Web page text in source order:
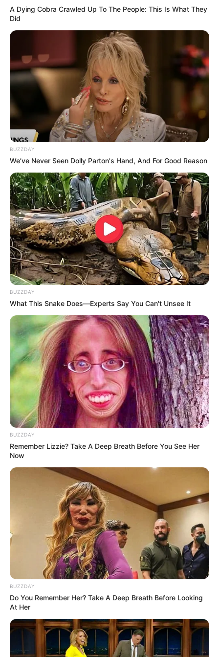
ΔΩΣΤΕ ΜΕΓΑΛΗ ΣΗΜΑΣΙΑ ΣΤΗΝ ΠΡΟΒΟΛΗ
ΤΟΥ ΣΤΡΑΤΗΓΟΥ ΠΑΤΟΝ ΣΤΗΝ ΟΜΙΛΙΑ ΤΟΥ
ΤΡΑΜΠ.
ΑΛΗΘΕΙΑ ΠΟΣΟ ΛΟΓΙΚΟ ΕΙΝΑΙ ΣΕ ΜΙΑ ΠΟΛΙΤΙΚΗ ΚΑΙ
ΜΠΟΡΕΙ ΝΑ ΠΕΙ ΚΑΝΕΙΣ ΠΡΟΕΚΛΟΓΙΚΗ ΟΜΙΛΙΑ ΝΑ
ΔΕΙΧΝΕΤΑΙ ΒΙΝΤΕΟ ΕΝΟΣ ΣΤΡΑΤΗΓΟΥ; ΚΑΙ ΜΑΛΙΣΤΑ ΤΟΥ
ΠΑΤΟΝ ΠΟΥ ΕΔΡΑΣΕ ΣΤΟΝ ΔΕΥΤΕΡΟ ΠΑΓΚΟΣΜΙΟ
ΠΟΛΕΜΟ; ΣΚΕΦΤΕΙΤΕ ΛΙΓΑΚΙ. ΚΑΙ ΑΝΑΡΩΤΗΘΕΙΤΕ. ΕΑΝ
ΕΡΕΥΝΗΣΕΤΕ , ΘΑ ΔΕΙΤΕ ΠΟΙΟΣ ΗΤΑΝ Ο ΠΑΤΟΝ. ΘΑ
ΔΕΙΤΕ ΠΟΥ ΕΔΡΑΣΕ, ΠΩΣ ΕΔΡΑΣΕ ΚΑΙ ΠΩΣ
ΔΟΛΟΦΟΝΗΘΗΚΕ. ΚΑΙ ΘΑ ΚΑΤΑΛΑΒΕΤΕ ΚΑΙ ΤΟ ΓΙΑΤΙ
ΔΟΛΟΦΟΝΗΘΗΚΕ.
ΟΧΙ, ΔΕΝ ΘΑ ΣΑΣ ΤΑ ΠΩ ΕΓΩ. ΠΡΕΠΕΙ ΝΑ ΤΟ ΚΑΝΕΤΕ
ΜΟΝΟΙ ΣΑΣ. ΝΑ ΔΕΙΤΕ ΜΟΝΟΙ ΣΑΣ. ΜΟΝΟΝ ΤΟΤΕ ΘΑ
ΜΠΟΡΕΣΕΤΕ ΝΑ ΔΕΧΤΕΙΤΕ ΟΣΑ ΣΥΜΒΑΙΝΟΥΝ. ΜΟΝΟΝ
ΤΟΤΕ Η ΑΛΗΘΕΙΑ ΘΑ ΓΙΝΕΙ ΚΤΗΜΑ ΣΑΣ. Η ΜΑΣΗΜΕΝΗ
ΤΡΟΦΗ ΔΕΝ ΩΦΕΛΗΣΕ ΠΟΤΕ ΚΑΝΕΝΑΝ. ΕΡΕΥΝΗΣΤΕ
ΚΑΤΑΛΑΒΕΤΕ ΠΟΛΥ ΚΑΛΑ ΤΟΝ ΛΟΓΟ ΠΟΥ Ο ΤΡΑΜΠ ΜΕ
ΤΟΥΣ ΦΩΤΕΙΝΟΥΣ ΑΠΟΦΑΣΙΣΑΝ ΝΑ ΤΟΝ
ΣΥΜΠΕΡΙΛΑΒΟΥΝ ΣΤΗΝ ΠΡΟΧΘΕΣΙΝΗ ΟΜΙΛΙΑ. ΟΣΟΝ
ΑΦΟΡΑ ΤΗΝ “ΕΜΠΛΟΚΗ” ΕΝΟΣ ΣΤΡΑΤΙΩΤΙΚΟΥ ΣΕ ΜΙΑ
ΠΟΛΙΤΙΚΗ ΟΜΙΛΙΑ, ΕΝΤΑΞΕΙ ΝΟΜΙΖΩ ΟΤΙ ΟΛΟΙ ΜΑΣ
ΚΑΤΑΛΑΒΑΙΝΟΥΜΕ ΠΩΣ:
ΕΙΝΑΙ ΣΤΡΑΤΙΩΤΙΚΟ ΤΟ ΣΧΕΔΙΟ. ΚΑΙ
ΣΤΡΑΤΙΩΤΙΚΑ ΘΑ ΕΞΕΛΙΧΘΕΙ.
ΑΥΤΟ ΠΡΕΠΕΙ ΝΑ ΤΟ ΚΑΤΑΝΟΗΣΟΥΜΕ ΠΟΛΥ ΚΑΛΑ. ΕΤΣΙ
ΛΟΙΠΟΝ ΚΥΛΗΣΕ Η ΠΡΟΧΘΕΣΙΝΗ ΒΡΑΔΙΑ, ΜΕ ΤΟΝ
ΦΑΝΕΡΑ. ΕΣΤΕΙΛΕ ΚΑΙ ΣΤΟΥΣ ΦΩΤΕΙΝΟΥΣ, ΑΛΛΑ ΚΑΙ
ΣΤΗΝ ΚΑΜΠΑΛ ΜΗΝΥΜΑΤΑ. ΟΛΟΙ ΟΣΟΙ ΕΜΠΛΕΚΟΝΤΑΙ
ΣΕ ΑΥΤΟ ΤΟΝ ΚΑΤΑΛΑΒΑΝ. ΚΑΙ ΑΥΤΟ ΗΤΑΝ ΤΟ
A Dying Cobra Crawled Up To The People: This Is What They
Did
BUZZDAY
We’ve Never Seen Dolly Parton's Hand, And For Good Reason
BUZZDAY
What This Snake Does—Experts Say You Can't Unsee It
BUZZDAY
Remember Lizzie? Take A Deep Breath Before You See Her
Now
BUZZDAY
Do You Remember Her? Take A Deep Breath Before Looking
At Her